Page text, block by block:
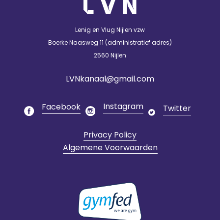
Lenig en Vlug Nijlen vzw
Boerke Naasweg 11 (administratief adres)
2560 Nijlen
LVNkanaal@gmail.com
Facebook Instagram Twitter
Privacy Policy
Algemene Voorwaarden